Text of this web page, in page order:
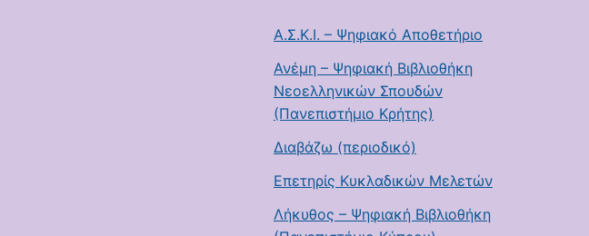
Α.Σ.Κ.Ι. – Ψηφιακό Αποθετήριο
Ανέμη – Ψηφιακή Βιβλιοθήκη
Νεοελληνικών Σπουδών
(Πανεπιστήμιο Κρήτης)
Διαβάζω (περιοδικό)
Επετηρίς Κυκλαδικών Μελετών
Λήκυθος – Ψηφιακή Βιβλιοθήκη